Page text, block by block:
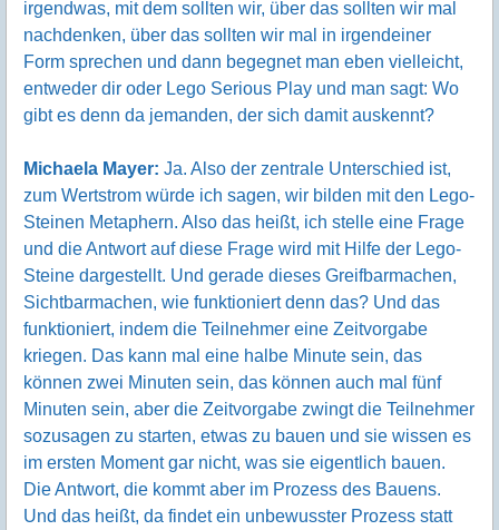
irgendwas, mit dem sollten wir, über das sollten wir mal
nachdenken, über das sollten wir mal in irgendeiner
Form sprechen und dann begegnet man eben vielleicht,
entweder dir oder Lego Serious Play und man sagt: Wo
gibt es denn da jemanden, der sich damit auskennt?
Michaela Mayer: Ja. Also der zentrale Unterschied ist,
zum Wertstrom würde ich sagen, wir bilden mit den Lego-
Steinen Metaphern. Also das heißt, ich stelle eine Frage
und die Antwort auf diese Frage wird mit Hilfe der Lego-
Steine dargestellt. Und gerade dieses Greifbarmachen,
Sichtbarmachen, wie funktioniert denn das? Und das
funktioniert, indem die Teilnehmer eine Zeitvorgabe
kriegen. Das kann mal eine halbe Minute sein, das
können zwei Minuten sein, das können auch mal fünf
Minuten sein, aber die Zeitvorgabe zwingt die Teilnehmer
sozusagen zu starten, etwas zu bauen und sie wissen es
im ersten Moment gar nicht, was sie eigentlich bauen.
Die Antwort, die kommt aber im Prozess des Bauens.
Und das heißt, da findet ein unbewusster Prozess statt